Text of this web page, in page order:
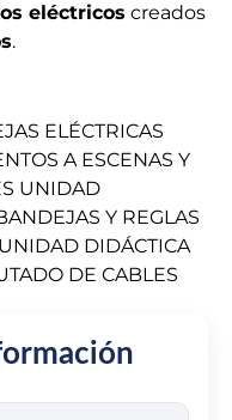
eléctricos creados
.
ELÉCTRICAS
A ESCENAS Y
UNIDAD
Y REGLAS
DIDÁCTICA
DE CABLES